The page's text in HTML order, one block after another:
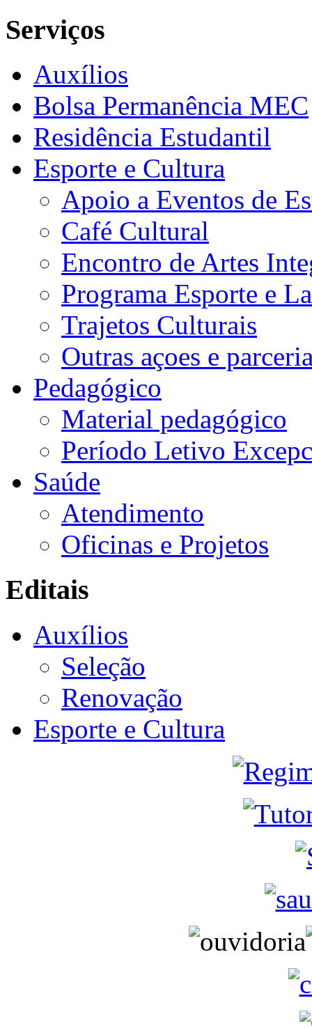
Serviços
Auxílios
Bolsa Permanência MEC
Residência Estudantil
Esporte e Cultura
Apoio a Eventos de
Café Cultural
Encontro de Artes
Programa Esporte e
Trajetos Culturais
Outras açoes e
Pedagógico
Material pedagógico
Período Letivo
Saúde
Atendimento
Oficinas e Projetos
Editais
Auxílios
Seleção
Renovação
Esporte e Cultura